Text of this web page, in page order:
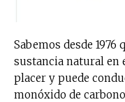
Sabemos desde
sustancia natural en
placer y puede
monóxido de